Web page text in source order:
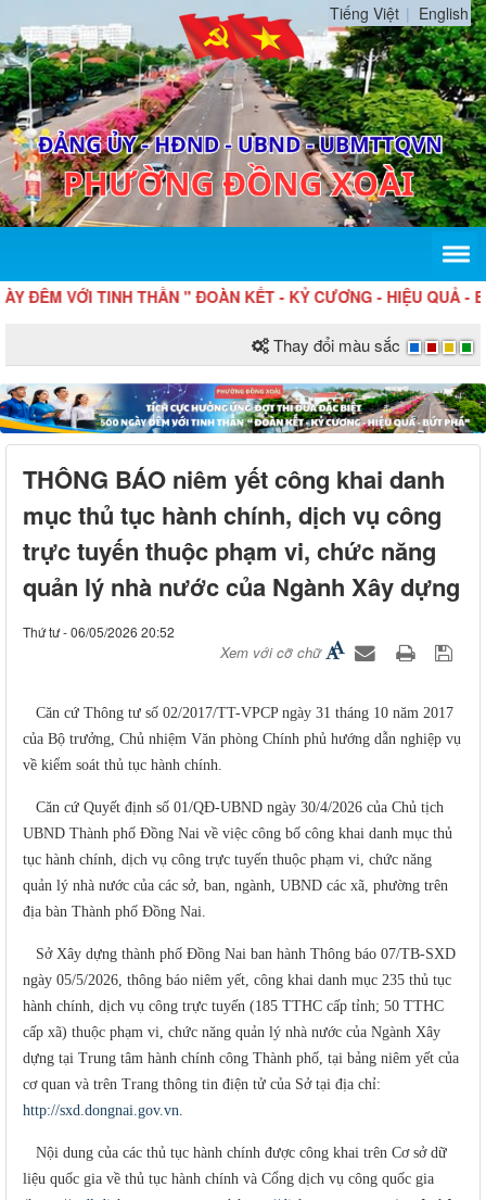
Tiếng Việt English
VỚI TINH THẦN " ĐOÀN KẾT - KỶ CƯƠNG - HIỆU QUẢ - BỨT
Thay đổi màu sắc
THÔNG BÁO niêm yết công khai danh
mục thủ tục hành chính, dịch vụ công
trực tuyến thuộc phạm vi, chức năng
quản lý nhà nước của Ngành Xây dựng
Thứ tư - 06/05/2026 20:52
Xem với cỡ chữ
Căn cứ Thông tư số 02/2017/TT-VPCP ngày 31 tháng 10 năm 2017
của Bộ trưởng, Chủ nhiệm Văn phòng Chính phủ hướng dẫn nghiệp vụ
về kiểm soát thủ tục hành chính.
Căn cứ Quyết định số 01/QĐ-UBND ngày 30/4/2026 của Chủ tịch
UBND Thành phố Đồng Nai về việc công bố công khai danh mục thủ
tục hành chính, dịch vụ công trực tuyến thuộc phạm vi, chức năng
quản lý nhà nước của các sở, ban, ngành, UBND các xã, phường trên
địa bàn Thành phố Đồng Nai.
Sở Xây dựng thành phố Đồng Nai ban hành Thông báo 07/TB-SXD
ngày 05/5/2026, thông báo niêm yết, công khai danh mục 235 thủ tục
hành chính, dịch vụ công trực tuyến (185 TTHC cấp tỉnh; 50 TTHC
cấp xã) thuộc phạm vi, chức năng quản lý nhà nước của Ngành Xây
dựng tại Trung tâm hành chính công Thành phố, tại bảng niêm yết của
cơ quan và trên Trang thông tin điện tử của Sở tại địa chỉ:
http://sxd.dongnai.gov.vn.
Nội dung của các thủ tục hành chính được công khai trên Cơ sở dữ
liệu quốc gia về thủ tục hành chính và Cổng dịch vụ công quốc gia